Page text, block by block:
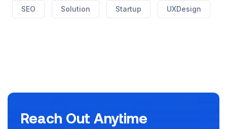
SEO Solution Startup UXDesign
Reach Out Anytime